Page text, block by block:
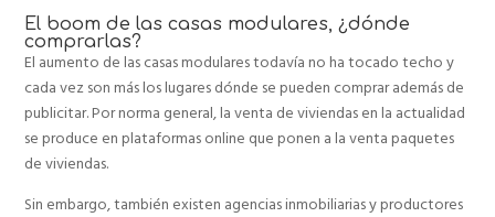
El boom de las casas modulares, ¿dónde
comprarlas?
El aumento de las casas modulares todavía no ha tocado techo y
cada vez son más los lugares dónde se pueden comprar además de
publicitar. Por norma general, la venta de viviendas en la actualidad
se produce en plataformas online que ponen a la venta paquetes
de viviendas.
Sin embargo, también existen agencias inmobiliarias y productores